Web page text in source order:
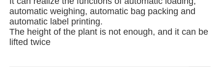
Machine d'emballage de sacs à filets
automatic weighing, automatic bag packing and
automatic label printing.
The height of the plant is not enough, and it can be
lifted twice